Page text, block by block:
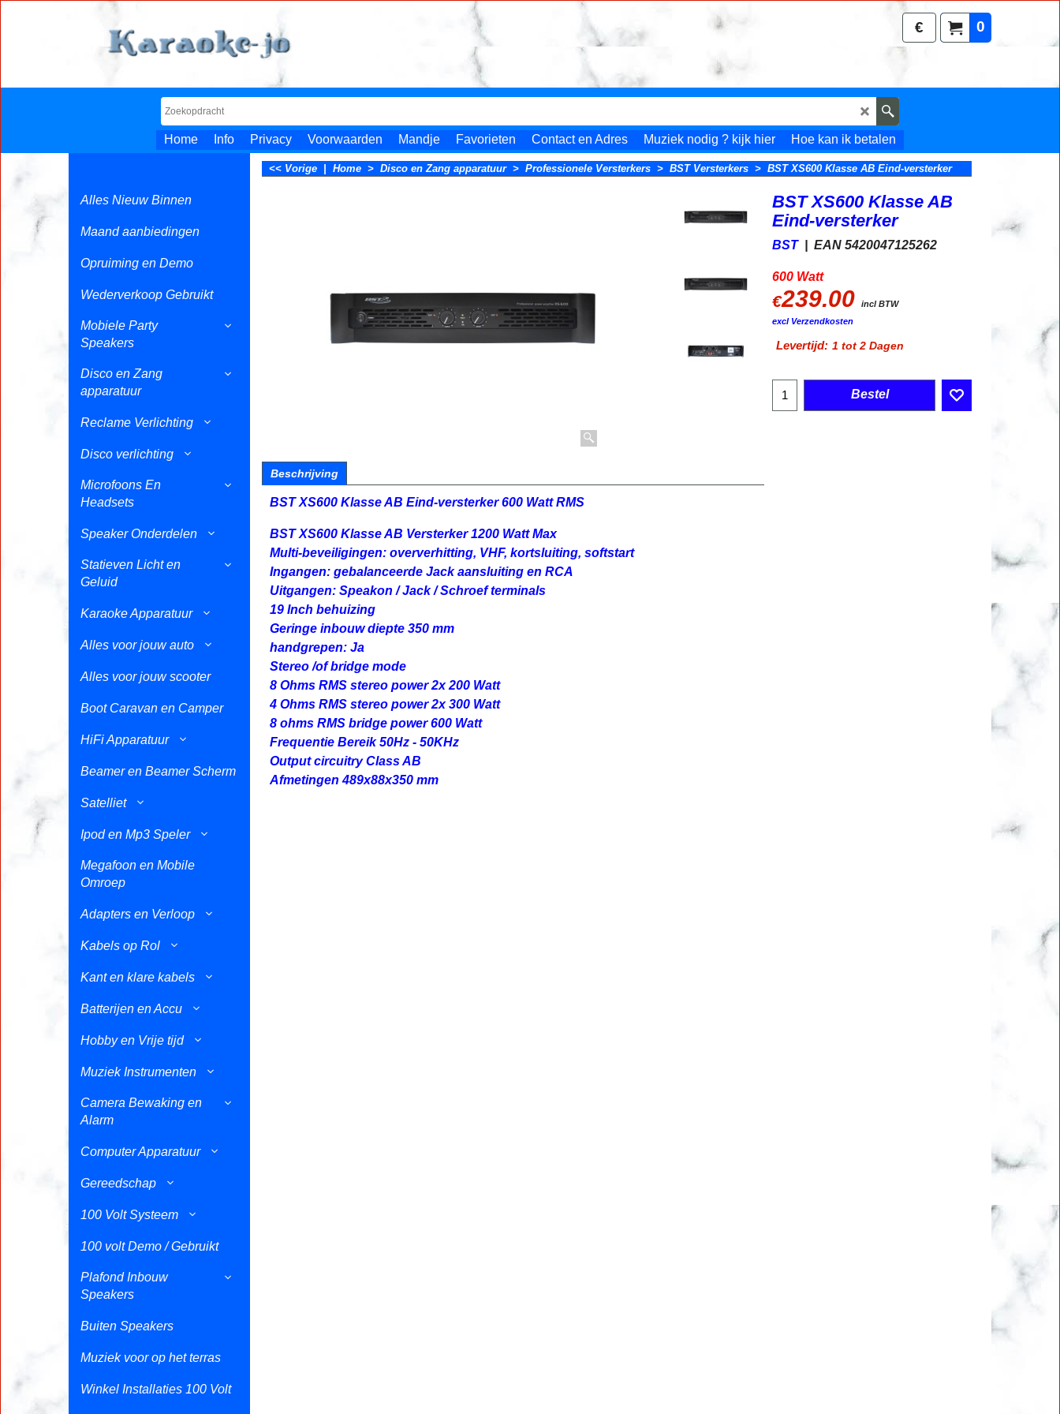
0
€
Home Info Privacy Voorwaarden Mandje Favorieten Contact en Adres Muziek nodig ? kijk hier Hoe kan ik betalen
Alles Nieuw Binnen
Maand aanbiedingen
Opruiming en Demo
Wederverkoop Gebruikt
Mobiele Party
Speakers
Disco en Zang
apparatuur
Reclame Verlichting
Disco verlichting
Microfoons En
Headsets
Speaker Onderdelen
Statieven Licht en
Geluid
Karaoke Apparatuur
Alles voor jouw auto
Alles voor jouw scooter
Boot Caravan en Camper
HiFi Apparatuur
Beamer en Beamer Scherm
Satelliet
Ipod en Mp3 Speler
Megafoon en Mobile
Omroep
Adapters en Verloop
Kabels op Rol
Kant en klare kabels
Batterijen en Accu
Hobby en Vrije tijd
Muziek Instrumenten
Camera Bewaking en
Alarm
Computer Apparatuur
Gereedschap
100 Volt Systeem
100 volt Demo / Gebruikt
Plafond Inbouw
Speakers
Buiten Speakers
Muziek voor op het terras
Winkel Installaties 100 Volt
<< Vorige Home > Disco en Zang apparatuur> Professionele Versterkers > BST Versterkers > BST XS600 Klasse AB Eind-versterker
BST XS600 Klasse AB
Eind-versterker
BST EAN 5420047125262
600 Watt
€239.00
incl BTW
excl Verzendkosten
Levertijd: 1 tot 2 Dagen
Bestel
Beschrijving
BST XS600 Klasse AB Eind-versterker 600 Watt RMS
BST XS600 Klasse AB Versterker 1200 Watt Max
Multi-beveiligingen: oververhitting, VHF, kortsluiting, softstart
Ingangen: gebalanceerde Jack aansluiting en RCA
Uitgangen: Speakon / Jack / Schroef terminals
19 Inch behuizing
Geringe inbouw diepte 350 mm
handgrepen: Ja
Stereo /of bridge mode
8 Ohms RMS stereo power 2x 200 Watt
4 Ohms RMS stereo power 2x 300 Watt
8 ohms RMS bridge power 600 Watt
Frequentie Bereik 50Hz - 50KHz
Output circuitry Class AB
Afmetingen 489x88x350 mm